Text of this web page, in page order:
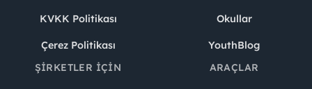
KVKK Politikası
Çerez Politikası
Okullar
YouthBlog
ŞIRKETLER İÇIN
ARAÇLAR